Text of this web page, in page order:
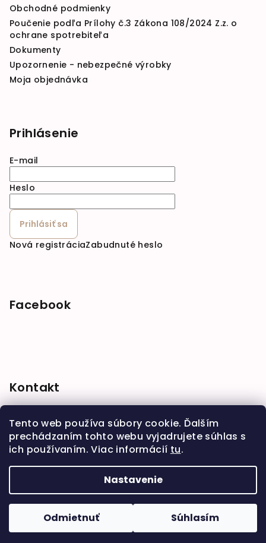
Tento web používa súbory cookie. Ďalším
prechádzaním tohto webu vyjadrujete súhlas s
ich používaním. Viac informácií tu.
Nastavenie
Odmietnuť Súhlasím
Obchodné podmienky
Poučenie podľa Prílohy č.3 Zákona 108/2024 Z.z. o
ochrane spotrebiteľa
Dokumenty
Upozornenie - nebezpečné výrobky
Moja objednávka
Prihlásenie
E-mail
Heslo
Prihlásiť sa
Nová registráciaZabudnuté heslo
Facebook
Kontakt
shop @babymarket.sk
+421 914 334 455
Upraviť nastavenie cookies
Vytvoril Shoptet